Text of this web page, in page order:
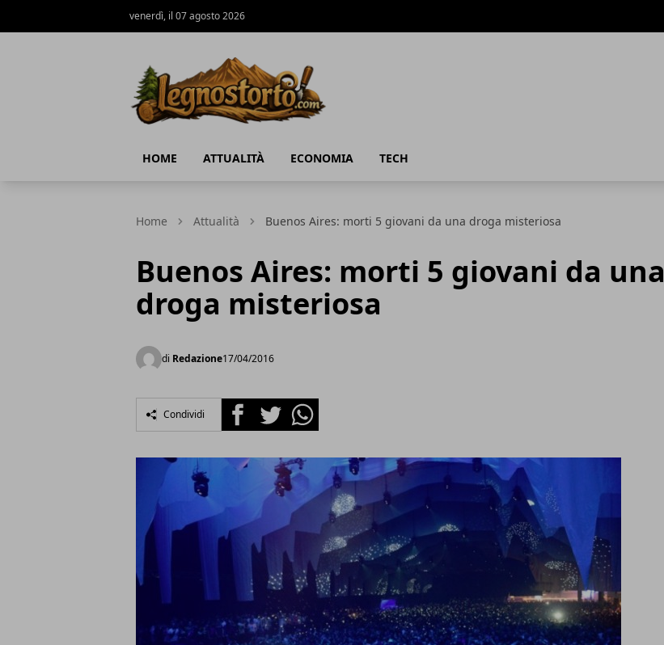
venerdì, il 07 agosto 2026
HOME ATTUALITÀ ECONOMIA TECH
Home Attualità Buenos Aires: morti 5 giovani da una droga misteriosa
Buenos Aires: morti 5 giovani da una
droga misteriosa
di Redazione17/04/2016
Condividi FacebookTwitterWhatsapp